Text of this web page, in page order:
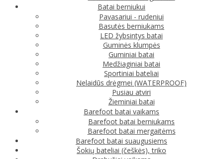
Batai berniukui
Pavasariui - rudeniui
Basutės berniukams
LED žybsintys batai
Guminės klumpės
Guminiai batai
Medžiaginiai batai
Sportiniai bateliai
Nelaidūs drėgmei (WATERPROOF)
Pusiau atviri
Žieminiai batai
Barefoot batai vaikams
Barefoot batai berniukams
Barefoot batai mergaitėms
Barefoot batai suaugusiems
Šokių bateliai (češkės), triko